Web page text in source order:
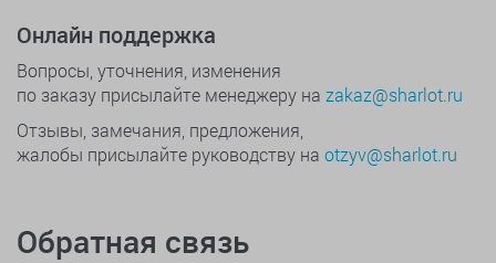
Онлайн поддержка
Вопросы, уточнения, изменения
по заказу присылайте менеджеру на zakaz@sharlot.ru
Отзывы, замечания, предложения,
жалобы присылайте руководству на otzyv@sharlot.ru
Обратная связь